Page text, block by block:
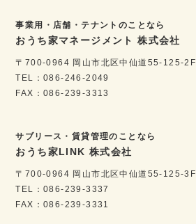
事業用・店舗・テナントのことなら
おうち家マネージメント 株式会社
〒700-0964 岡山市北区中仙道55-125-2F
TEL：086-246-2049
FAX：086-239-3313
サブリース・賃貸管理のことなら
おうち家LINK 株式会社
〒700-0964 岡山市北区中仙道55-125-3F
TEL：086-239-3337
FAX：086-239-3331